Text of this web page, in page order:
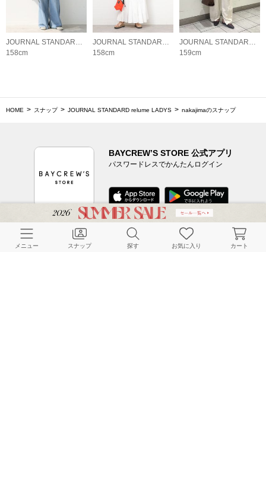
158cm
158cm
159cm
HOME スナップ JOURNAL STANDARD relume LADYS nakajimaのスナップ
BAYCREW’S STORE 公式アプリ
パスワードレスでかんたんログイン
CUSTOMER SERVICE
メニュー スナップ 探す お気に入り カート